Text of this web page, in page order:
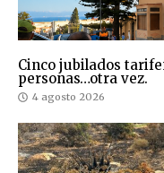
Cinco jubilados
personas…otra vez.
4 agosto 2026